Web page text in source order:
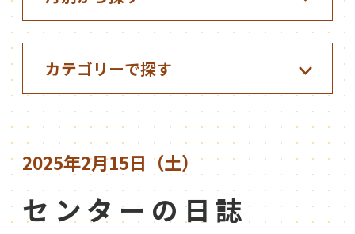
2025年2月15日（土）
センターの日誌